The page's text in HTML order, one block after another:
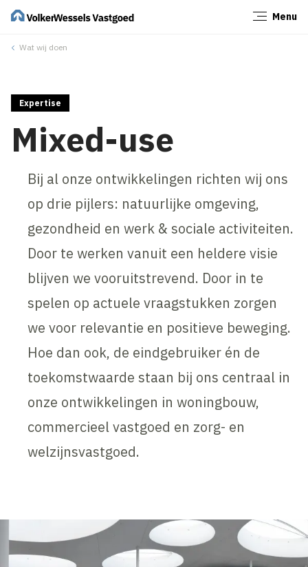
Menu
Wat wij doen
Expertise
Mixed-use
Bij al onze ontwikkelingen richten wij ons
op drie pijlers: natuurlijke omgeving,
gezondheid en werk & sociale activiteiten.
Door te werken vanuit een heldere visie
blijven we vooruitstrevend. Door in te
spelen op actuele vraagstukken zorgen
we voor relevantie en positieve beweging.
Hoe dan ook, de eindgebruiker én de
toekomstwaarde staan bij ons centraal in
onze ontwikkelingen in woningbouw,
commercieel vastgoed en zorg- en
welzijnsvastgoed.
Sluiten